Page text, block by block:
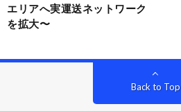
エリアへ実運送ネットワーク
を拡大〜
Back to Top